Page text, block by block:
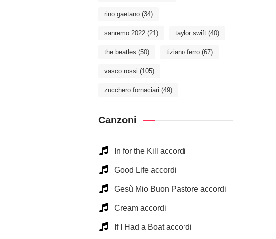
rino gaetano (34)
sanremo 2022 (21) taylor swift (40)
the beatles (50) tiziano ferro (67)
vasco rossi (105)
zucchero fornaciari (49)
Canzoni
In for the Kill accordi
Good Life accordi
Gesù Mio Buon Pastore accordi
Cream accordi
If I Had a Boat accordi